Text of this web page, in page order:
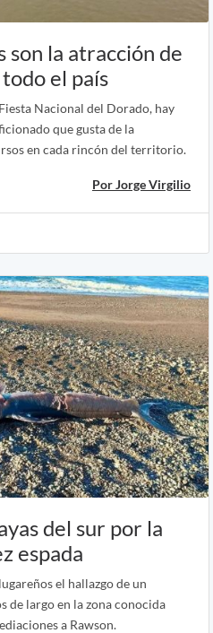
son la atracción de
el país
Nacional del Dorado, hay
que gusta de la
en cada rincón del territorio.
Por Jorge Virgilio
del sur por la
espada
el hallazgo de un
de largo en la zona conocida
a Rawson.